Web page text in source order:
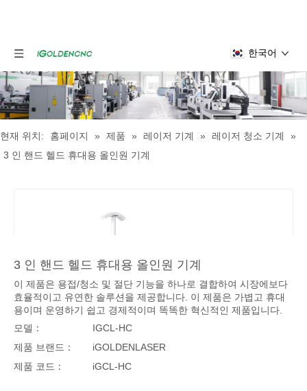
한국어
현재 위치: 홈페이지 » 제품 » 레이저 기계 » 레이저 청소 기계
»
3 인 핸드 헬드 휴대용 올인원 기계
3 인 핸드 헬드 휴대용 올인원 기계
이 제품은 용접/청소 및 절단 기능을 하나로 결합하여 시장에보다
효율적이고 유연한 솔루션을 제공합니다. 이 제품은 가볍고 휴대
용이며 운영하기 쉽고 경제적이며 똑똑한 혁신적인 제품입니다.
모델：
IGCL-HC
제품 브랜드：
iGOLDENLASER
제품 코드：
iGCL-HC